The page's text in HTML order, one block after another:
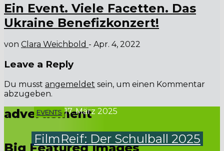
Ein Event. Viele Facetten. Das
Ukraine Benefizkonzert!
von Clara Weichbold - Apr. 4, 2022
Leave a Reply
Du musst angemeldet sein, um einen Kommentar
abzugeben.
advertisment
Big Featured Images
EVENTS 17. März 2025
FilmReif: Der Schulball 2025